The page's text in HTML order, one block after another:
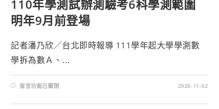
110年學測試辦測驗考6科學測範圍
明年9月前登場
記者潘乃欣／台北即時報導 111學年起大學學測數
學拆為數Ａ、...
留言功能已關閉 2020-11-02